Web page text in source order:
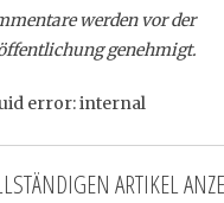
werden vor der
genehmigt.
error: internal
ARTIKEL